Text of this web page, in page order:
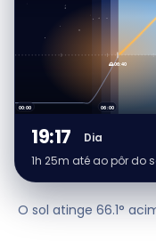
🌅 06:40
00:00 06:00
19:17
Dia
1h 25m até ao pôr do
O sol atinge 66.1°